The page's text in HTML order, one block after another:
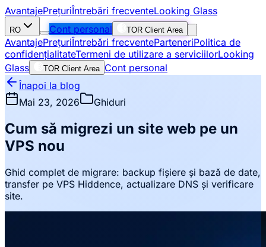
AvantajePrețuriÎntrebări frecventeLooking Glass
RO Cont personal TOR Client Area
AvantajePrețuriÎntrebări frecventeParteneriPolitica de
confidențialitateTermeni de utilizare a serviciilorLooking
Glass
TOR Client Area Cont personal
Înapoi la blog
Mai 23, 2026
Ghiduri
Cum să migrezi un site web pe un
VPS nou
Ghid complet de migrare: backup fișiere și bază de date,
transfer pe VPS Hiddence, actualizare DNS și verificare
site.